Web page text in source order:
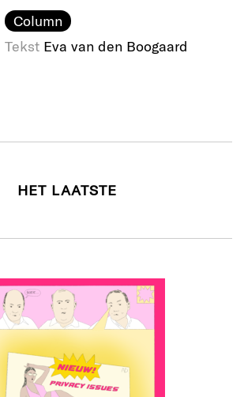
Column
Tekst Eva van den Boogaard
HET LAATSTE